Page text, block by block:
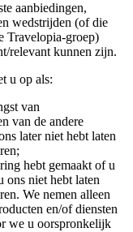
aanbiedingen,
wedstrijden (of die
Travelopia-groep)
relevant kunnen zijn.
u op als:
van
van de andere
later niet hebt laten
hebt gemaakt of u
ons niet hebt laten
We nemen alleen
en/of diensten
we u oorspronkelijk